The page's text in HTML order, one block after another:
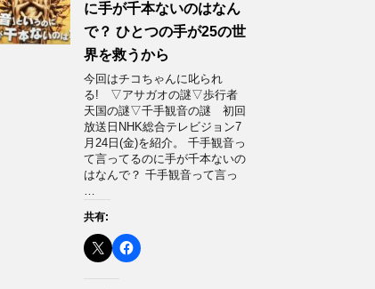
に手が千本ないのはなん
で？ ひとつの手が25の世
界を救うから
今回はチコちゃんに叱られ
る! ▽アサガオの謎▽歩行者
天国の謎▽千手観音の謎 初回
放送日NHK総合テレビジョン7
月24日(金)を紹介。 千手観音っ
て言ってるのに手が千本ないの
はなんで？ 千手観音って言っ
…
共有: